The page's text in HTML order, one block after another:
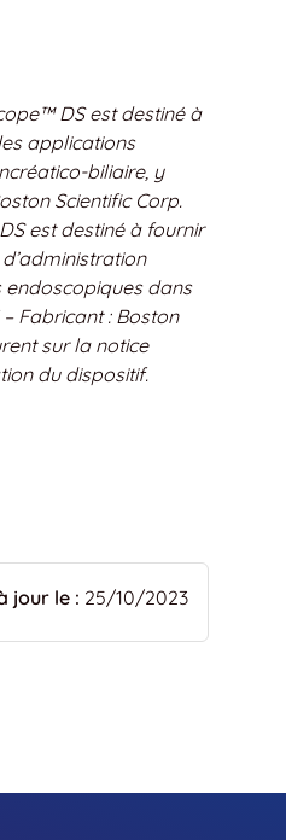
DS est destiné à
applications
biliaire, y
Scientific Corp.
est destiné à fournir
endoscopiques dans
Fabricant : Boston
sur la notice
du dispositif.
jour le : 25/10/2023